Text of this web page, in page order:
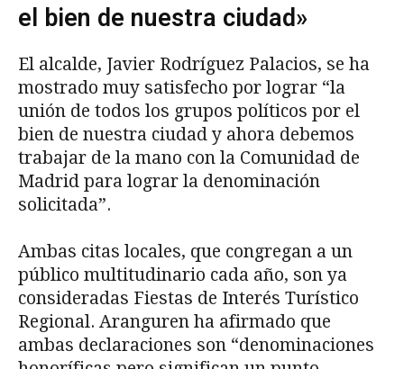
el bien de nuestra ciudad»
El alcalde, Javier Rodríguez Palacios, se ha
mostrado muy satisfecho por lograr “la
unión de todos los grupos políticos por el
bien de nuestra ciudad y ahora debemos
trabajar de la mano con la Comunidad de
Madrid para lograr la denominación
solicitada”.
Ambas citas locales, que congregan a un
público multitudinario cada año, son ya
consideradas Fiestas de Interés Turístico
Regional. Aranguren ha afirmado que
ambas declaraciones son “denominaciones